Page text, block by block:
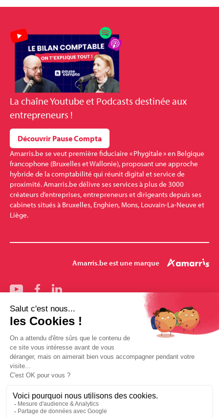
La chaîne Youtube et Podcasts destinée aux
entrepreneurs !
Découvrir Pause Compta
Amarris.be se veut première fiduciaire « Phygitale » en Belgique
francophone (Bruxelles et Wallonie), proposant une approche
hybride de la comptabilité qui réunit digital et service de
proximité. Amarris.be délivre ses services à plus de 3000
créateurs d’entreprises, entrepreneurs et dirigeants depuis ses
cabinets situés à Bruxelles, Enghien, Mons, Louvain-La-Neuve et
Liège.
Amarris.be est une marque
Bruxelles
Enghien
Mons
Louvain-la-Neuve
Pharmalex
Amarris-Santé
Politique des données Amarris.be